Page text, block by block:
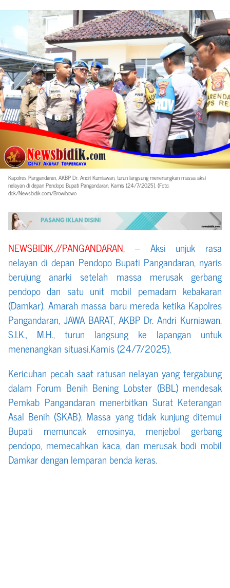
Kapolres Pangandaran, AKBP Dr. Andri Kurniawan, turun langsung menenangkan massa aksi
nelayan di depan Pendopo Bupati Pangandaran, Kamis (24/7/2025). (Foto:
dok/Newsbidik.com/Browibowo
NEWSBIDIK,//PANGANDARAN, – Aksi unjuk rasa
nelayan di depan Pendopo Bupati Pangandaran, nyaris
berujung anarki setelah massa merusak gerbang
pendopo dan satu unit mobil pemadam kebakaran
(Damkar). Amarah massa baru mereda ketika Kapolres
Pangandaran, JAWA BARAT, AKBP Dr. Andri Kurniawan,
S.I.K., M.H., turun langsung ke lapangan untuk
menenangkan situasi.Kamis (24/7/2025),
Kericuhan pecah saat ratusan nelayan yang tergabung
dalam Forum Benih Bening Lobster (BBL) mendesak
Pemkab Pangandaran menerbitkan Surat Keterangan
Asal Benih (SKAB). Massa yang tidak kunjung ditemui
Bupati memuncak emosinya, menjebol gerbang
pendopo, memecahkan kaca, dan merusak bodi mobil
Damkar dengan lemparan benda keras.